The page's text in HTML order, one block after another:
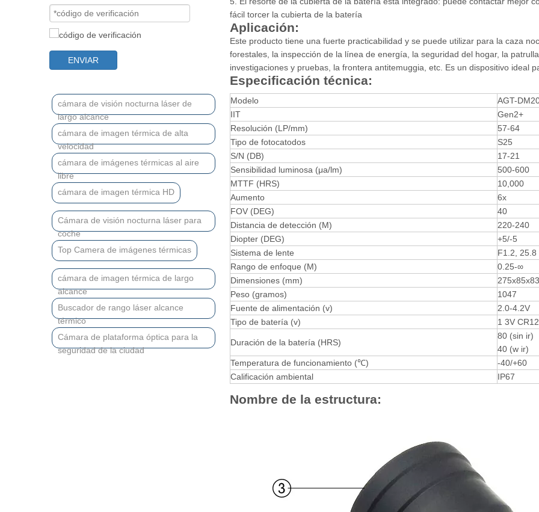
ENVIAR
cámara de visión nocturna láser de
largo alcance
cámara de imagen térmica de alta
velocidad
cámara de imágenes térmicas al aire
libre
cámara de imagen térmica HD
Cámara de visión nocturna láser para
coche
Top Camera de imágenes térmicas
cámara de imagen térmica de largo
alcance
Buscador de rango láser alcance
térmico
Cámara de plataforma óptica para la
seguridad de la ciudad
fácil torcer la cubierta de la batería
Aplicación:
Este producto tiene una fuerte practicabilidad y se puede utilizar para la caza
forestales, la inspección de la línea de energía, la seguridad del hogar, la
investigaciones y pruebas, la frontera antitemuggia, etc. Es un dispositivo ideal
Especificación técnica:
Modelo
AGT-
IIT
Gen2+
Resolución (LP/mm)
57-64
Tipo de fotocatodos
S25
S/N (DB)
17-21
Sensibilidad luminosa (μа/lm)
500-600
MTTF (HRS)
10,000
Aumento
6x
FOV (DEG)
40
Distancia de detección (M)
220-240
Diopter (DEG)
+5/-5
Sistema de lente
F1.2, 25.8
Rango de enfoque (M)
0.25-∞
Dimensiones (mm)
275x85x83
Peso (gramos)
1047
Fuente de alimentación (v)
2.0-4.2V
Tipo de batería (v)
1 3V
Duración de la batería (HRS)
80 (sin ir)
40 (w ir)
Temperatura de funcionamiento (℃)
-40/+60
Calificación ambiental
IP67
Nombre de la estructura: